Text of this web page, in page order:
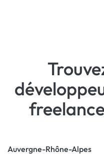
Auvergne-Rhône-Alpes